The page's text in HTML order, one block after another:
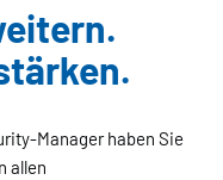
Manager haben Sie
allen